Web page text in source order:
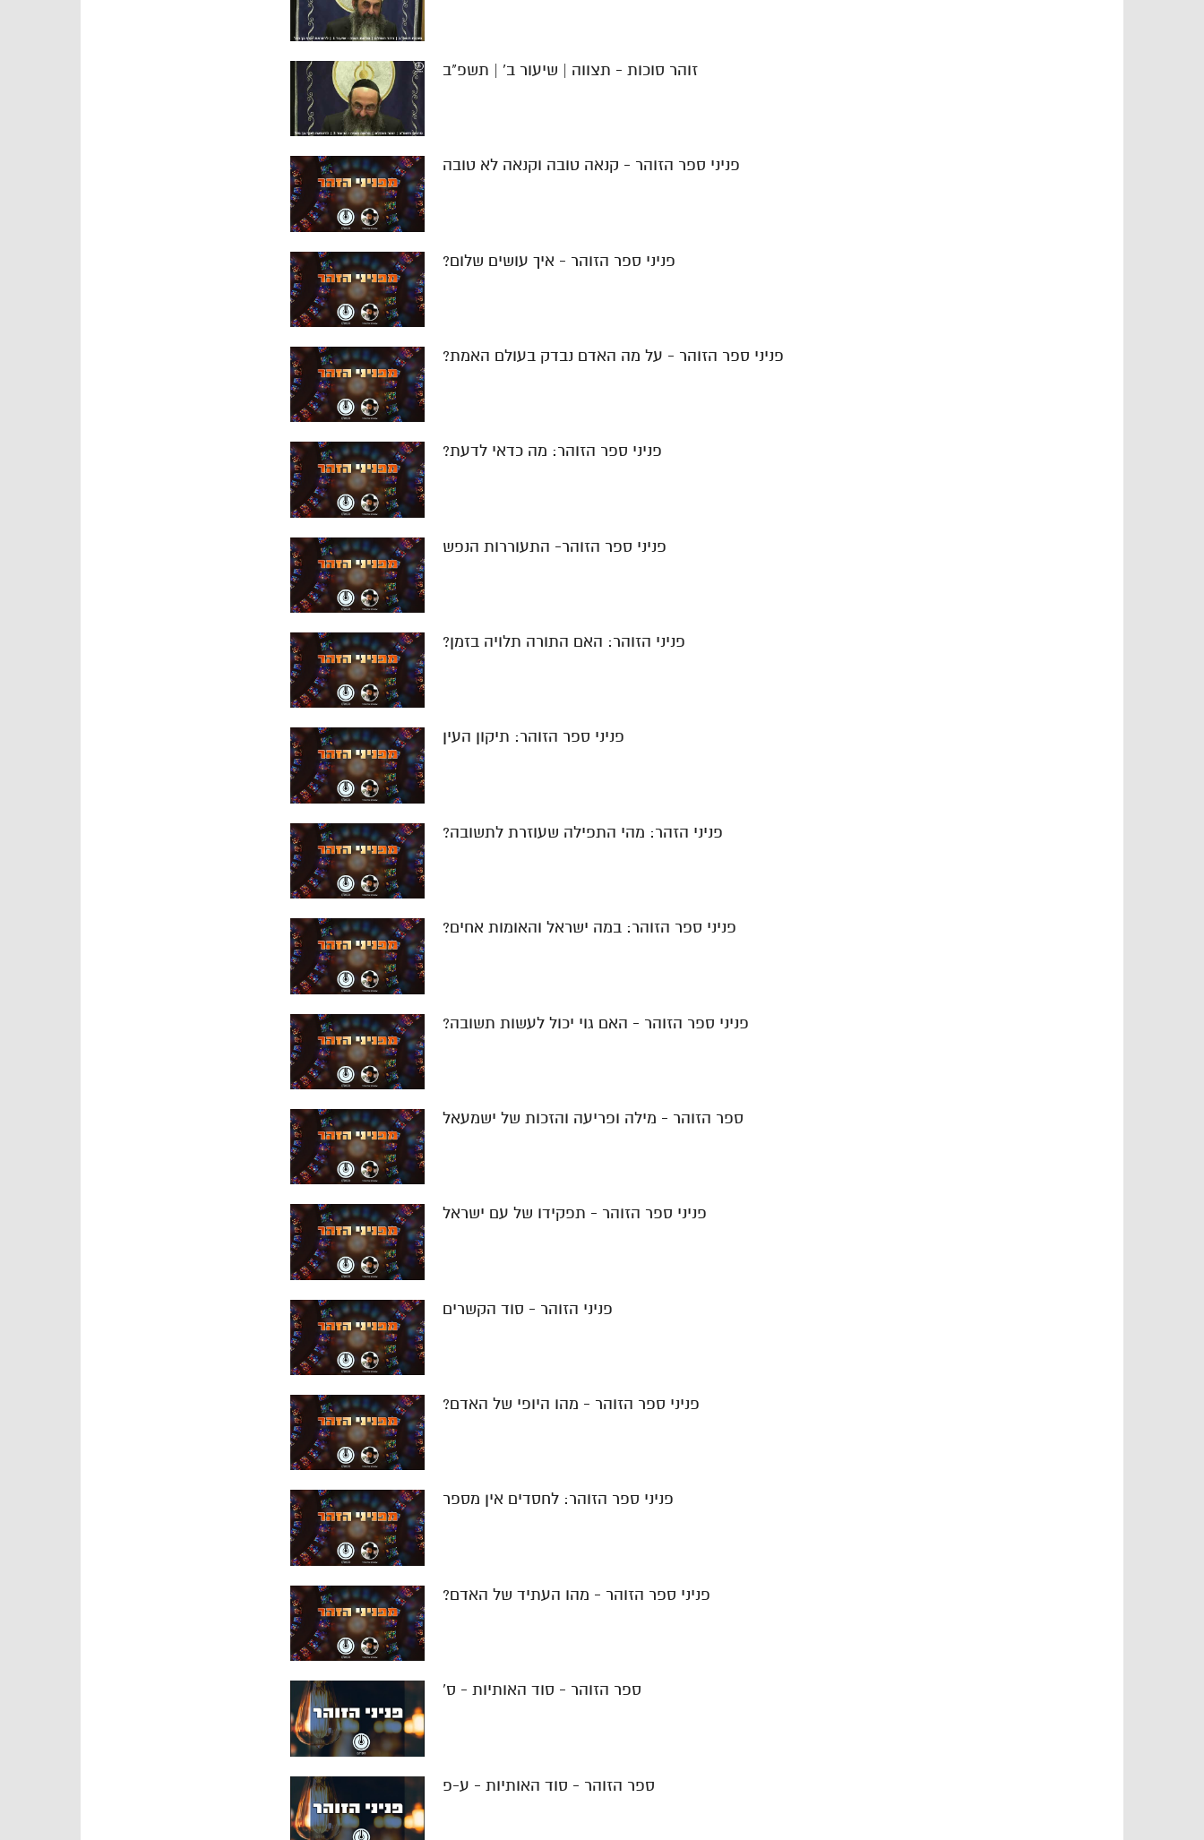
זוהר סוכות - תצווה | שיעור ב' | תשפ"ב
פניני ספר הזוהר - קנאה טובה וקנאה לא טובה
פניני ספר הזוהר - איך עושים שלום?
פניני ספר הזוהר - על מה האדם נבדק בעולם האמת?
פניני ספר הזוהר: מה כדאי לדעת?
פניני ספר הזוהר- התעוררות הנפש
פניני הזוהר: האם התורה תלויה בזמן?
פניני ספר הזוהר: תיקון העין
פניני הזהר: מהי התפילה שעוזרת לתשובה?
פניני ספר הזוהר: במה ישראל והאומות אחים?
פניני ספר הזוהר - האם גוי יכול לעשות תשובה?
ספר הזוהר - מילה ופריעה והזכות של ישמעאל
פניני ספר הזוהר - תפקידו של עם ישראל
פניני הזוהר - סוד הקשרים
פניני ספר הזוהר - מהו היופי של האדם?
פניני ספר הזוהר: לחסדים אין מספר
פניני ספר הזוהר - מהו העתיד של האדם?
ספר הזוהר - סוד האותיות - ס'
ספר הזוהר - סוד האותיות - ע-פ